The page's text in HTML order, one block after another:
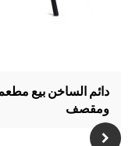
دائم الساخن بيع
ومقصف